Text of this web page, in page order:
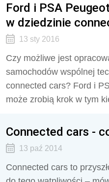
Ford i PSA
w dziedzinie
13 sty 2016
Czy możliwe jest
samochodów wspólnej
connected cars? Ford i
może zrobią krok w tym
Connected cars -
13 paź 2014
Connected cars to